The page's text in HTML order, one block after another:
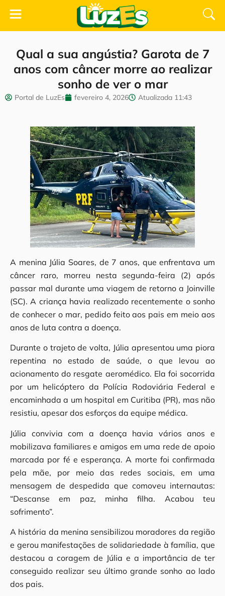
Qual a sua angústia? Garota de 7
anos com câncer morre ao realizar
sonho de ver o mar
Portal de LuzEs fevereiro 4, 2026 Atualizada 11:43
A menina Júlia Soares, de 7 anos, que enfrentava um
câncer raro, morreu nesta segunda-feira (2) após
passar mal durante uma viagem de retorno a Joinville
(SC). A criança havia realizado recentemente o sonho
de conhecer o mar, pedido feito aos pais em meio aos
anos de luta contra a doença.
Durante o trajeto de volta, Júlia apresentou uma piora
repentina no estado de saúde, o que levou ao
acionamento do resgate aeromédico. Ela foi socorrida
por um helicóptero da Polícia Rodoviária Federal e
encaminhada a um hospital em Curitiba (PR), mas não
resistiu, apesar dos esforços da equipe médica.
Júlia convivia com a doença havia vários anos e
mobilizava familiares e amigos em uma rede de apoio
marcada por fé e esperança. A morte foi confirmada
pela mãe, por meio das redes sociais, em uma
mensagem de despedida que comoveu internautas:
“Descanse em paz, minha filha. Acabou teu
sofrimento”.
A história da menina sensibilizou moradores da região
e gerou manifestações de solidariedade à família, que
destacou a coragem de Júlia e a importância de ter
conseguido realizar seu último grande sonho ao lado
dos pais.